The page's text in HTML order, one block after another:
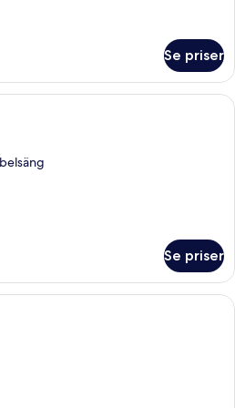
Se priser
Sängtillbehör av högsta kvalitet,
Se priser
Sängtillbehör av högsta kvalitet,